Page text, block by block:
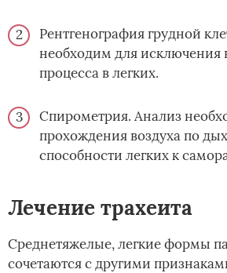
Рентгенография грудной
необходим для исключения
процесса в легких.
Спирометрия. Анализ
прохождения воздуха по
способности легких к
Лечение трахеита
Среднетяжелые, легкие формы
сочетаются с другими